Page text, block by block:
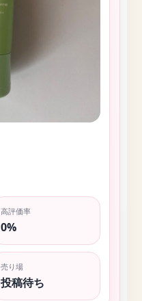
高評価率
0%
売り場
投稿待ち